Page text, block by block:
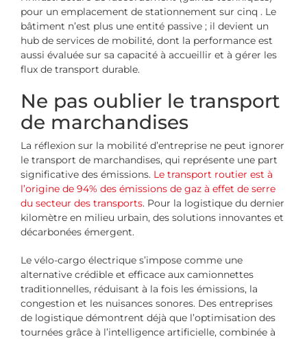
pour un emplacement de stationnement sur cinq . Le
bâtiment n’est plus une entité passive ; il devient un
hub de services de mobilité, dont la performance est
aussi évaluée sur sa capacité à accueillir et à gérer les
flux de transport durable.
Ne pas oublier le transport
de marchandises
La réflexion sur la mobilité d’entreprise ne peut ignorer
le transport de marchandises, qui représente une part
significative des émissions. Le transport routier est à
l’origine de 94% des émissions de gaz à effet de serre
du secteur des transports. Pour la logistique du dernier
kilomètre en milieu urbain, des solutions innovantes et
décarbonées émergent.
Le vélo-cargo électrique s’impose comme une
alternative crédible et efficace aux camionnettes
traditionnelles, réduisant à la fois les émissions, la
congestion et les nuisances sonores. Des entreprises
de logistique démontrent déjà que l’optimisation des
tournées grâce à l’intelligence artificielle, combinée à